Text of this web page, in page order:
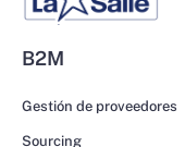
B2M
Gestión de proveedores
Sourcing